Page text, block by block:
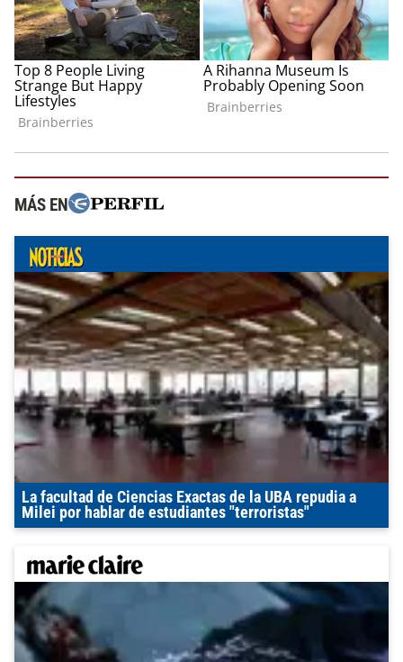
MÁS EN
La facultad de Ciencias Exactas de la UBA repudia a
Milei por hablar de estudiantes "terroristas"